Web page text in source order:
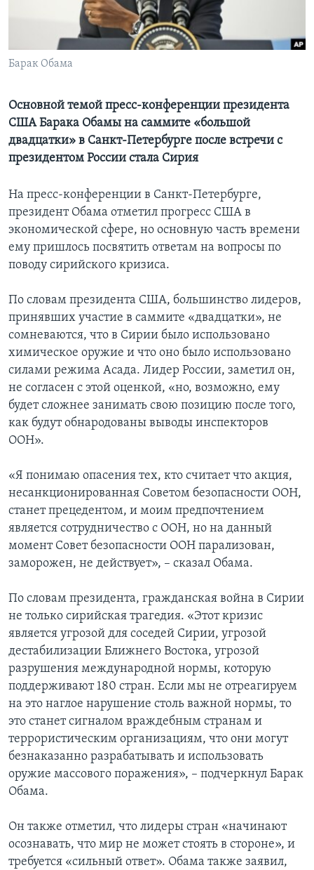
Learning English
СОЦИАЛЬНЫЕ СЕТИ
Языки
Барак Обама
Основной темой пресс-конференции президента
США Барака Обамы на саммите «большой
двадцатки» в Санкт-Петербурге после встречи с
президентом России стала Сирия
На пресс-конференции в Санкт-Петербурге,
президент Обама отметил прогресс США в
экономической сфере, но основную часть времени
ему пришлось посвятить ответам на вопросы по
поводу сирийского кризиса.
По словам президента США, большинство лидеров,
принявших участие в саммите «двадцатки», не
сомневаются, что в Сирии было использовано
химическое оружие и что оно было использовано
силами режима Асада. Лидер России, заметил он,
не согласен с этой оценкой, «но, возможно, ему
будет сложнее занимать свою позицию после того,
как будут обнародованы выводы инспекторов
ООН».
«Я понимаю опасения тех, кто считает что акция,
несанкционированная Советом безопасности ООН,
станет прецедентом, и моим предпочтением
является сотрудничество с ООН, но на данный
момент Совет безопасности ООН парализован,
заморожен, не действует», – сказал Обама.
По словам президента, гражданская война в Сирии
не только сирийская трагедия. «Этот кризис
является угрозой для соседей Сирии, угрозой
дестабилизации Ближнего Востока, угрозой
разрушения международной нормы, которую
поддерживают 180 стран. Если мы не отреагируем
на это наглое нарушение столь важной нормы, то
это станет сигналом враждебным странам и
террористическим организациям, что они могут
безнаказанно разрабатывать и использовать
оружие массового поражения», – подчеркнул Барак
Обама.
Он также отметил, что лидеры стран «начинают
осознавать, что мир не может стоять в стороне», и
требуется «сильный ответ». Обама также заявил,